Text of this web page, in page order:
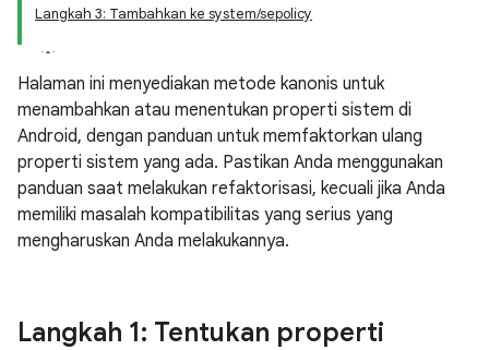
Langkah 3: Tambahkan ke system/sepolicy
Halaman ini menyediakan metode kanonis untuk
menambahkan atau menentukan properti sistem di
Android, dengan panduan untuk memfaktorkan ulang
properti sistem yang ada. Pastikan Anda menggunakan
panduan saat melakukan refaktorisasi, kecuali jika Anda
memiliki masalah kompatibilitas yang serius yang
mengharuskan Anda melakukannya.
Langkah 1: Tentukan properti